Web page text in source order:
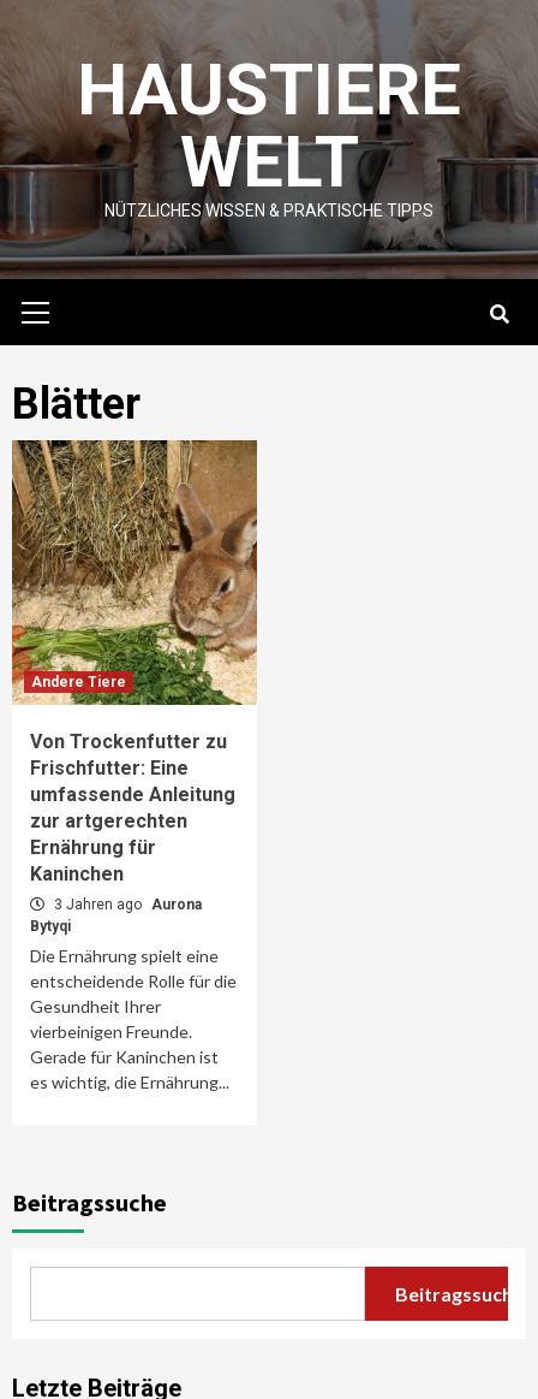
content HAUSTIERE
WELT
NÜTZLICHES WISSEN & PRAKTISCHE TIPPS
Menu
Blätter
Andere Tiere
Von Trockenfutter zu
Frischfutter: Eine
umfassende Anleitung
zur artgerechten
Ernährung für
Kaninchen
3 Jahren ago Aurona
Bytyqi
Die Ernährung spielt eine
entscheidende Rolle für die
Gesundheit Ihrer
vierbeinigen Freunde.
Gerade für Kaninchen ist
es wichtig, die Ernährung...
Beitragssuche
Beitragssuche
Letzte Beiträge